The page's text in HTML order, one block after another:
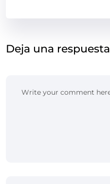
Deja una respuesta